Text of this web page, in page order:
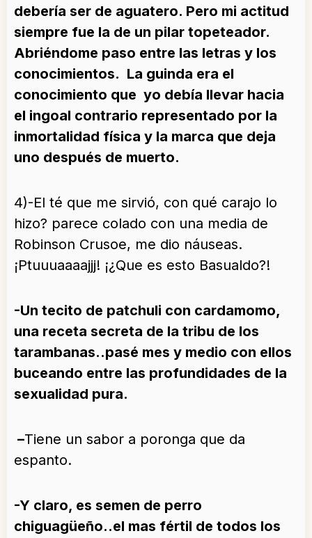
debería ser de aguatero. Pero mi actitud
siempre fue la de un pilar topeteador.
Abriéndome paso entre las letras y los
conocimientos. La guinda era el
conocimiento que yo debía llevar hacia
el ingoal contrario representado por la
inmortalidad física y la marca que deja
uno después de muerto.
4)-El té que me sirvió, con qué carajo lo
hizo? parece colado con una media de
Robinson Crusoe, me dio náuseas.
¡Ptuuuaaaajjj! ¡¿Que es esto Basualdo?!
-Un tecito de patchuli con cardamomo,
una receta secreta de la tribu de los
tarambanas..pasé mes y medio con ellos
buceando entre las profundidades de la
sexualidad pura.
–Tiene un sabor a poronga que da
espanto.
-Y claro, es semen de perro
chiguagüeño..el mas fértil de todos los